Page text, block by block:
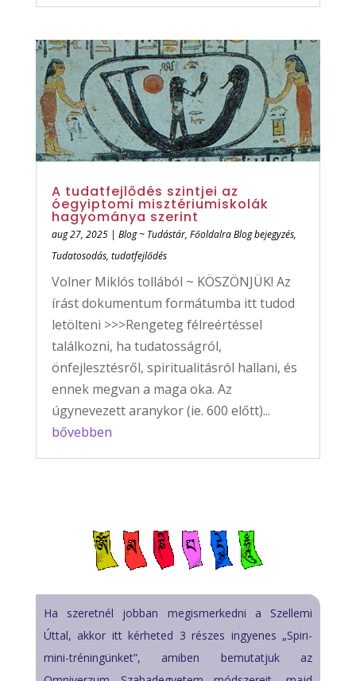
A tudatfejlődés szintjei az
óegyiptomi misztériumiskolák
hagyománya szerint
aug 27, 2025| Blog ~ Tudástár, Főoldalra Blog bejegyzés,
Tudatosodás, tudatfejlődés
Volner Miklós tollából ~ KÖSZÖNJÜK! Az
írást dokumentum formátumba itt tudod
letölteni >>>Rengeteg félreértéssel
találkozni, ha tudatosságról,
önfejlesztésről, spiritualitásról hallani, és
ennek megvan a maga oka. Az
úgynevezett aranykor (ie. 600 előtt)...
bővebben
Ha szeretnél jobban megismerkedni a Szellemi
Úttal, akkor itt kérheted 3 részes ingyenes „Spiri-
mini-tréningünket”, amiben bemutatjuk az